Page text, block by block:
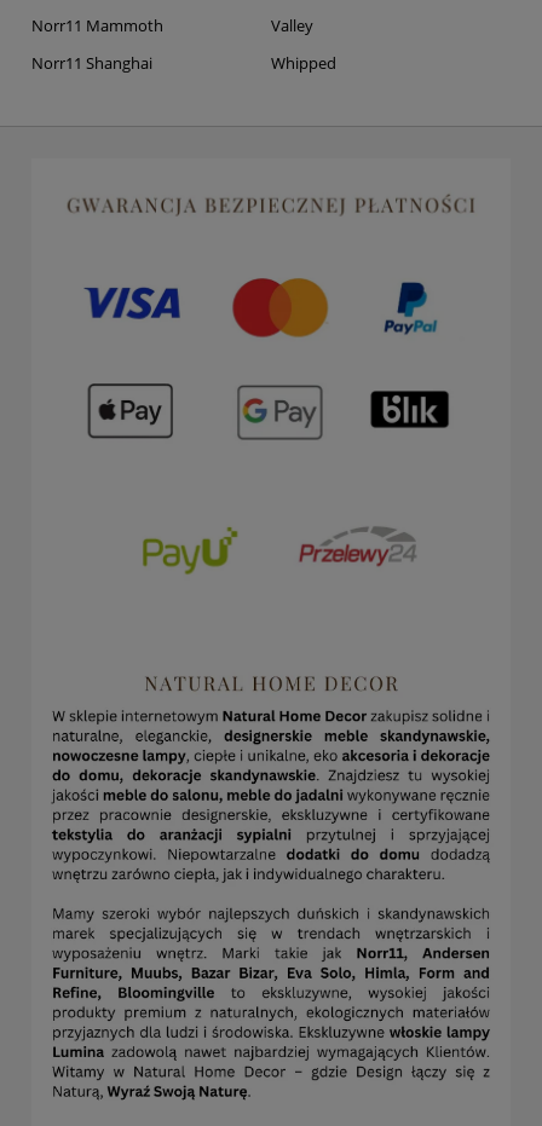
Norr11 Mammoth
Norr11 Shanghai
Valley
Whipped